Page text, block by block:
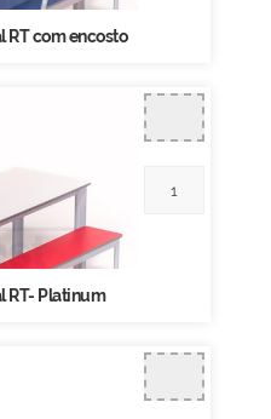
RT com encosto
RT- Platinum